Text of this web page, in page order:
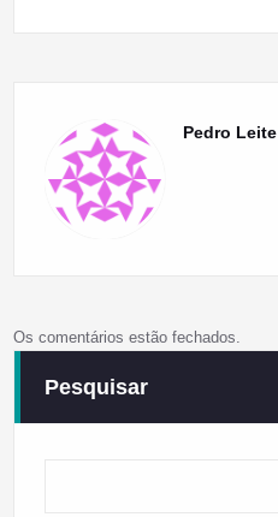
Pedro Leite
Os comentários estão fechados.
Pesquisar